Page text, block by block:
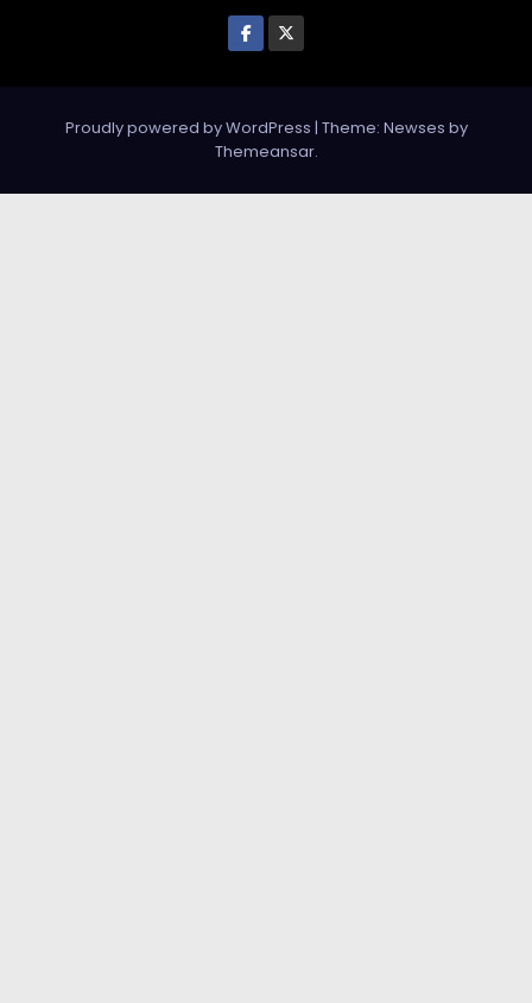
Proudly powered by WordPress | Theme: Newses by
Themeansar.